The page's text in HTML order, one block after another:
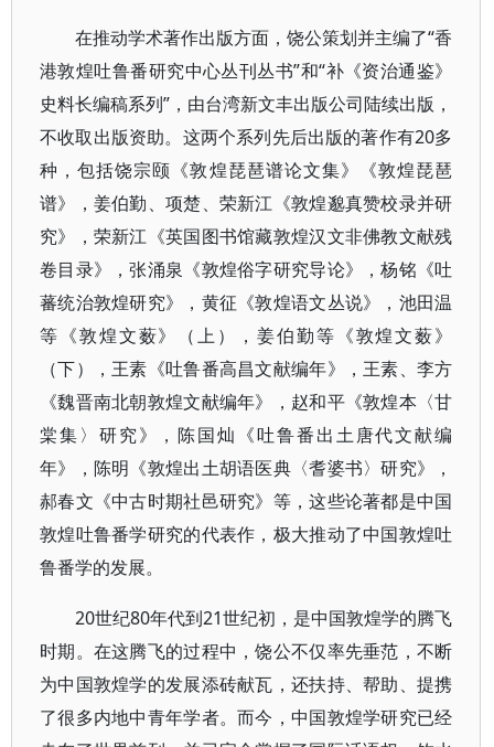
在推动学术著作出版方面，饶公策划并主编了“香
港敦煌吐鲁番研究中心丛刊丛书”和“补《资治通鉴》
史料长编稿系列”，由台湾新文丰出版公司陆续出版，
不收取出版资助。这两个系列先后出版的著作有20多
种，包括饶宗颐《敦煌琵琶谱论文集》《敦煌琵琶
谱》，姜伯勤、项楚、荣新江《敦煌邈真赞校录并研
究》，荣新江《英国图书馆藏敦煌汉文非佛教文献残
卷目录》，张涌泉《敦煌俗字研究导论》，杨铭《吐
蕃统治敦煌研究》，黄征《敦煌语文丛说》，池田温
等《敦煌文薮》（上），姜伯勤等《敦煌文薮》
（下），王素《吐鲁番高昌文献编年》，王素、李方
《魏晋南北朝敦煌文献编年》，赵和平《敦煌本〈甘
棠集〉研究》，陈国灿《吐鲁番出土唐代文献编
年》，陈明《敦煌出土胡语医典〈耆婆书〉研究》，
郝春文《中古时期社邑研究》等，这些论著都是中国
敦煌吐鲁番学研究的代表作，极大推动了中国敦煌吐
鲁番学的发展。
20世纪80年代到21世纪初，是中国敦煌学的腾飞
时期。在这腾飞的过程中，饶公不仅率先垂范，不断
为中国敦煌学的发展添砖献瓦，还扶持、帮助、提携
了很多内地中青年学者。而今，中国敦煌学研究已经